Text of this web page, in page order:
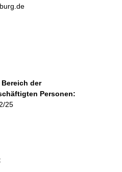
der
Personen:
25